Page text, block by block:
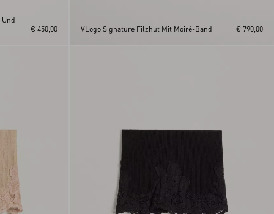
€ 450,00 VLogo Signature Filzhut Mit Moiré-Band € 790,00